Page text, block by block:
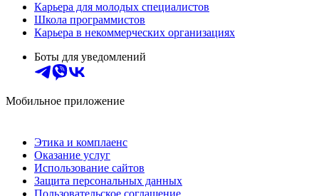
Карьера для молодых специалистов
Школа программистов
Карьера в некоммерческих организациях
Боты для уведомлений
Мобильное приложение
Этика и комплаенс
Оказание услуг
Использование сайтов
Защита персональных данных